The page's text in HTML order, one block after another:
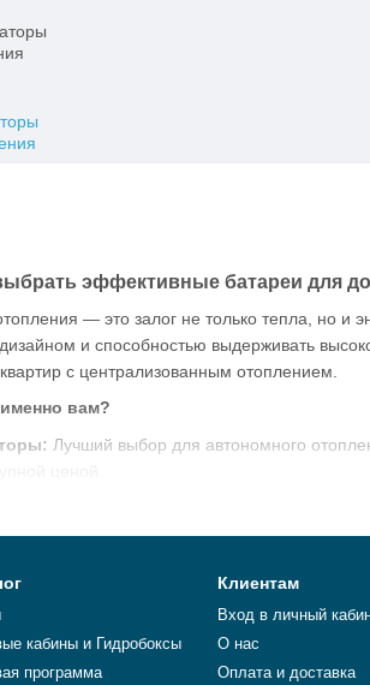
эффективные батареи для
— это залог не только тепла, но и
и способностью выдерживать
с централизованным отоплением.
вам?
Лучший выбор для автономного
брендов с официальной гарантией.
кабины и Гидробоксы
программа
Клиентам
Вход в личный
О нас
Оплата и доставка